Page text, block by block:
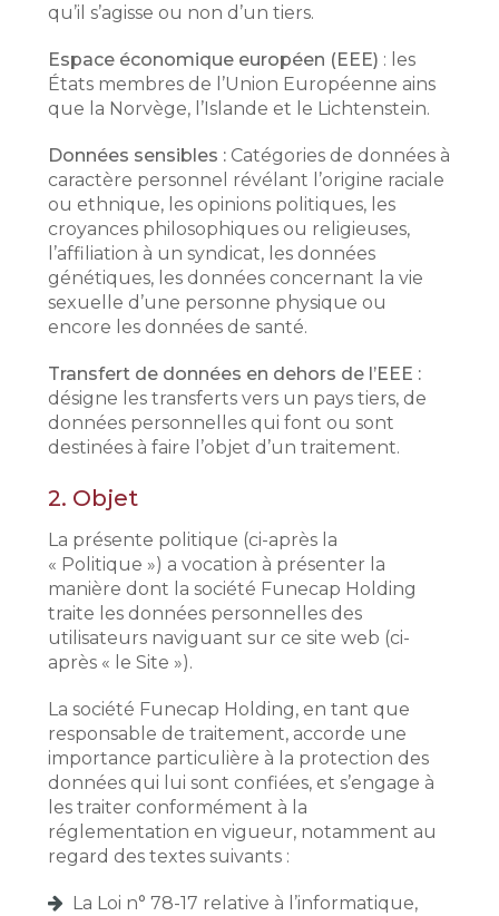
qu’il s’agisse ou non d’un tiers.
Espace économique européen (EEE) : les
États membres de l’Union Européenne ains
que la Norvège, l’Islande et le Lichtenstein.
Données sensibles : Catégories de données à
caractère personnel révélant l’origine raciale
ou ethnique, les opinions politiques, les
croyances philosophiques ou religieuses,
l’affiliation à un syndicat, les données
génétiques, les données concernant la vie
sexuelle d’une personne physique ou
encore les données de santé.
Transfert de données en dehors de l’EEE :
désigne les transferts vers un pays tiers, de
données personnelles qui font ou sont
destinées à faire l’objet d’un traitement.
2. Objet
La présente politique (ci-après la
« Politique ») a vocation à présenter la
manière dont la société Funecap Holding
traite les données personnelles des
utilisateurs naviguant sur ce site web (ci-
après « le Site »).
La société Funecap Holding, en tant que
responsable de traitement, accorde une
importance particulière à la protection des
données qui lui sont confiées, et s’engage à
les traiter conformément à la
réglementation en vigueur, notamment au
regard des textes suivants :
La Loi n° 78-17 relative à l’informatique,